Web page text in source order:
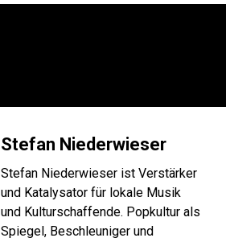
Stefan Niederwieser
Stefan Niederwieser ist Verstärker
und Katalysator für lokale Musik
und Kulturschaffende. Popkultur als
Spiegel, Beschleuniger und